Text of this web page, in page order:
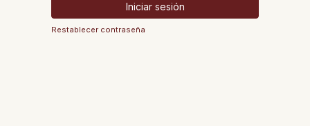
Iniciar sesión
Restablecer contraseña